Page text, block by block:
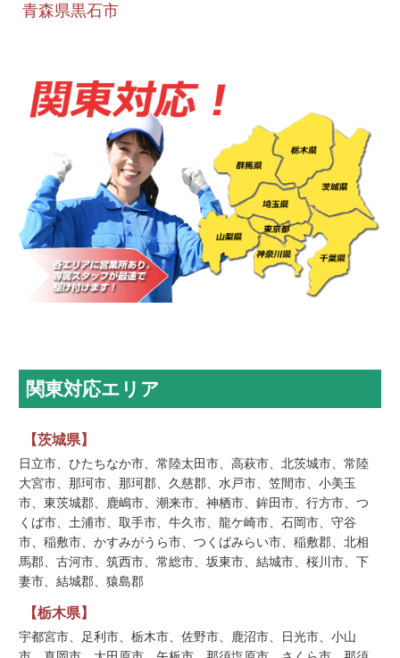
青森県黒石市
関東対応エリア
【茨城県】
日立市、ひたちなか市、常陸太田市、高萩市、北茨城市、常陸
大宮市、那珂市、那珂郡、久慈郡、水戸市、笠間市、小美玉
市、東茨城郡、鹿嶋市、潮来市、神栖市、鉾田市、行方市、つ
くば市、土浦市、取手市、牛久市、龍ケ崎市、石岡市、守谷
市、稲敷市、かすみがうら市、つくばみらい市、稲敷郡、北相
馬郡、古河市、筑西市、常総市、坂東市、結城市、桜川市、下
妻市、結城郡、猿島郡
【栃木県】
宇都宮市、足利市、栃木市、佐野市、鹿沼市、日光市、小山